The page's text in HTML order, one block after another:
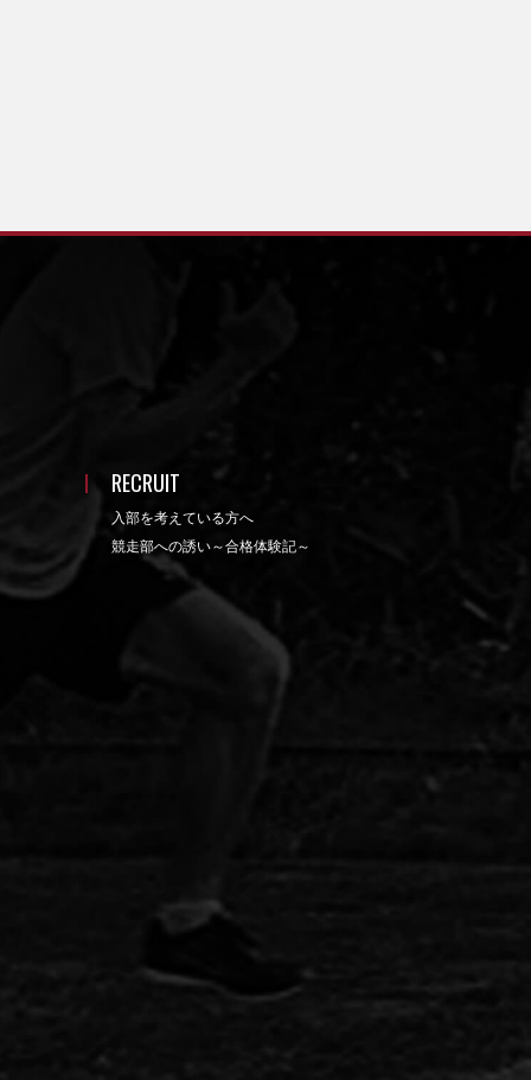
RECRUIT
入部を考えている方へ
競走部への誘い～合格体験記～